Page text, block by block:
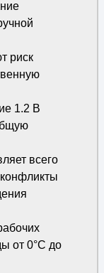
риск
1.2 В
всего
от 0°C до